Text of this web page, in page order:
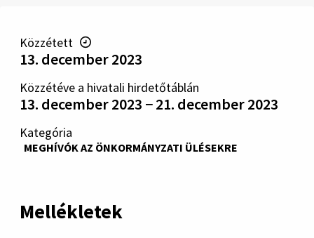
Közzétett
13. december 2023
Közzétéve a hivatali hirdetőtáblán
13. december 2023 − 21. december 2023
Kategória
MEGHÍVÓK AZ ÖNKORMÁNYZATI ÜLÉSEKRE
Mellékletek